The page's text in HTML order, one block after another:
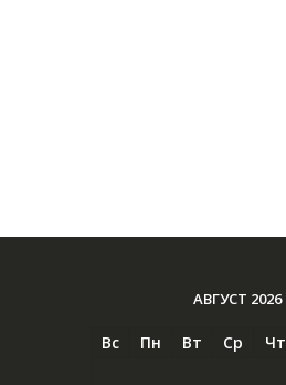
АВГУСТ 2026
Вс Пн Вт Ср Чт